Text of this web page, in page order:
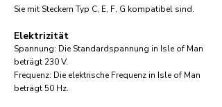
Sie mit Steckern Typ C, E, F, G kompatibel sind.
Elektrizität
Spannung: Die Standardspannung in Isle of Man
beträgt 230 V.
Frequenz: Die elektrische Frequenz in Isle of Man
beträgt 50 Hz.